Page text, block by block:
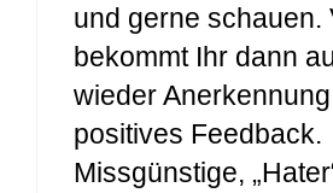
und gerne schauen.
bekommt Ihr dann
wieder
positives Feedback.
Missgünstige,